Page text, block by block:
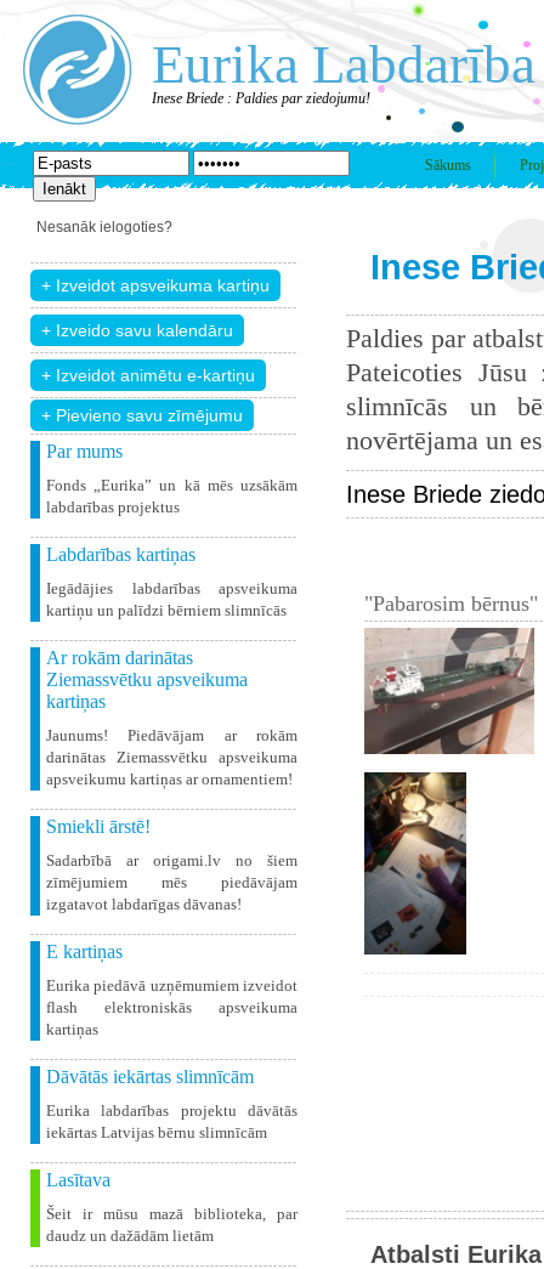
Eurika Labdarība
Inese Briede : Paldies par ziedojumu!
Sākums
Nesanāk ielogoties?
+ Pievieno savu zīmējumu
Par mums
Fonds „Eurika” un kā mēs uzsākām
labdarības projektus
Labdarības kartiņas
Iegādājies labdarības apsveikuma
kartiņu un palīdzi bērniem slimnīcās
Ar rokām darinātas
Ziemassvētku apsveikuma
kartiņas
Jaunums! Piedāvājam ar rokām
darinātas Ziemassvētku apsveikuma
apsveikumu kartiņas ar ornamentiem!
Smiekli ārstē!
Sadarbībā ar origami.lv no šiem
zīmējumiem mēs piedāvājam
izgatavot labdarīgas dāvanas!
E kartiņas
Eurika piedāvā uzņēmumiem izveidot
flash elektroniskās apsveikuma
kartiņas
Dāvātās iekārtas slimnīcām
Eurika labdarības projektu dāvātās
iekārtas Latvijas bērnu slimnīcām
Lasītava
Šeit ir mūsu mazā biblioteka, par
daudz un dažādām lietām
Inese
Paldies par
Pateicoties
slimnīcās un
novērtējama un
Inese Briede
"Pabarosim
Atbalsti